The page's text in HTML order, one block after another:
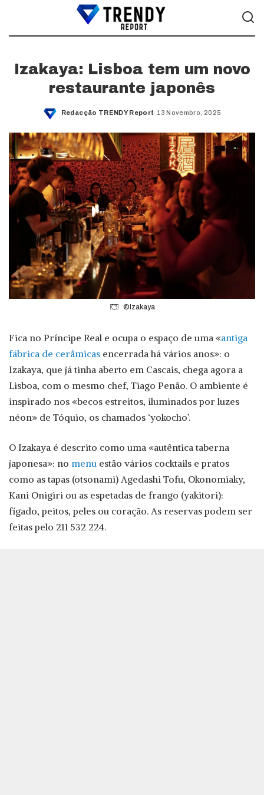
Izakaya: Lisboa tem um novo
restaurante japonês
Posted
Redacção TRENDY Report 13 Novembro, 2025
©Izakaya
Fica no Príncipe Real e ocupa o espaço de uma «antiga
fábrica de cerâmicas encerrada há vários anos»: o
Izakaya, que já tinha aberto em Cascais, chega agora a
Lisboa, com o mesmo chef, Tiago Penão. O ambiente é
inspirado nos «becos estreitos, iluminados por luzes
néon» de Tóquio, os chamados ‘yokocho’.
O Izakaya é descrito como uma «autêntica taberna
japonesa»: no menu estão vários cocktails e pratos
como as tapas (otsonami) Agedashi Tofu, Okonomiaky,
Kani Onigiri ou as espetadas de frango (yakitori):
fígado, peitos, peles ou coração. As reservas podem ser
feitas pelo 211 532 224.